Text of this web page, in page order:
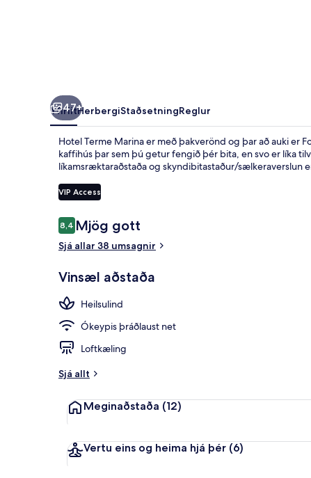
47+
YfirlitHerbergiStaðsetningReglur
Hotel Terme Marina er með þakverönd og þar að auki er
kaffihús þar sem þú getur fengið þér bita, en svo er líka
líkamsræktaraðstaða og skyndibitastaður/sælkeraverslun
VIP Access
Umsagnir
8,48,4 af 10
Mjög gott
Sjá allar 38 umsagnir
Vinsæl aðstaða
Heilsulind
Ókeypis þráðlaust net
Loftkæling
Sjá allt
Meginaðstaða (12)
Vertu eins og heima hjá þér (6)